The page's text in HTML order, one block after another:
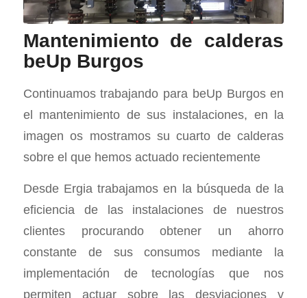
Mantenimiento de calderas
beUp Burgos
Continuamos trabajando para beUp Burgos en
el mantenimiento de sus instalaciones, en la
imagen os mostramos su cuarto de calderas
sobre el que hemos actuado recientemente
Desde Ergia trabajamos en la búsqueda de la
eficiencia de las instalaciones de nuestros
clientes procurando obtener un ahorro
constante de sus consumos mediante la
implementación de tecnologías que nos
permiten actuar sobre las desviaciones y